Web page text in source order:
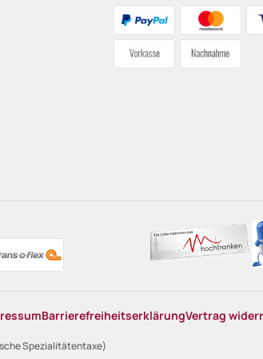
BarrierefreiheitserklärungVertrag
Spezialitätentaxe)